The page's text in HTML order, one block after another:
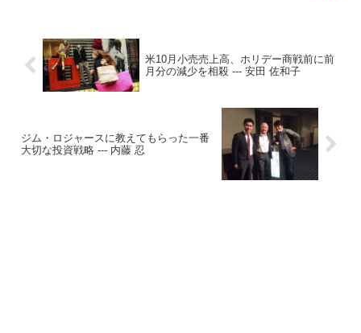
米10月小売売上高、ホリデー商戦前に前
月分の減少を相殺 --- 安田 佐和子
ジム・ロジャースに教えてもらった一番
大切な投資戦略 --- 内藤 忍